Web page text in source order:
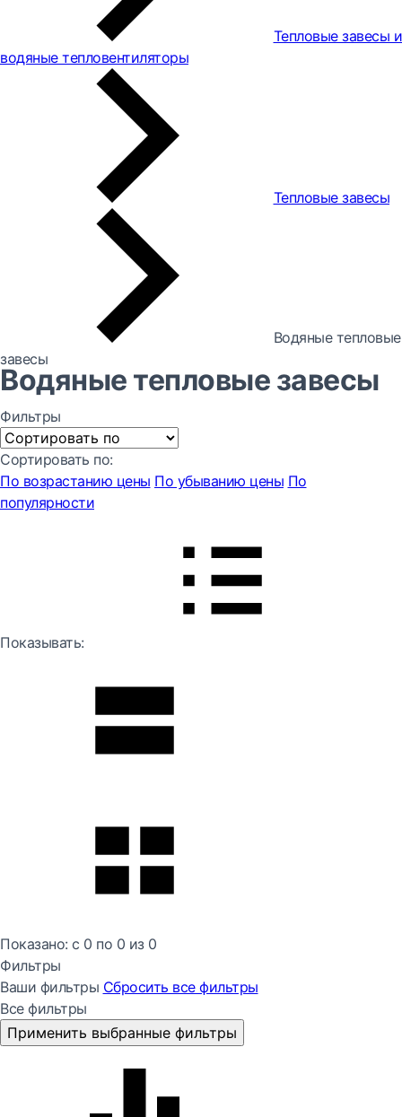
Тепловые завесы и
водяные тепловентиляторы
Тепловые завесы
Водяные тепловые
завесы
Водяные тепловые завесы
Фильтры
Сортировать по:
По возрастанию цены По убыванию цены По
популярности
Показывать:
Показано: с 0 по 0 из 0
Фильтры
Ваши фильтры Сбросить все фильтры
Все фильтры
Применить выбранные фильтры